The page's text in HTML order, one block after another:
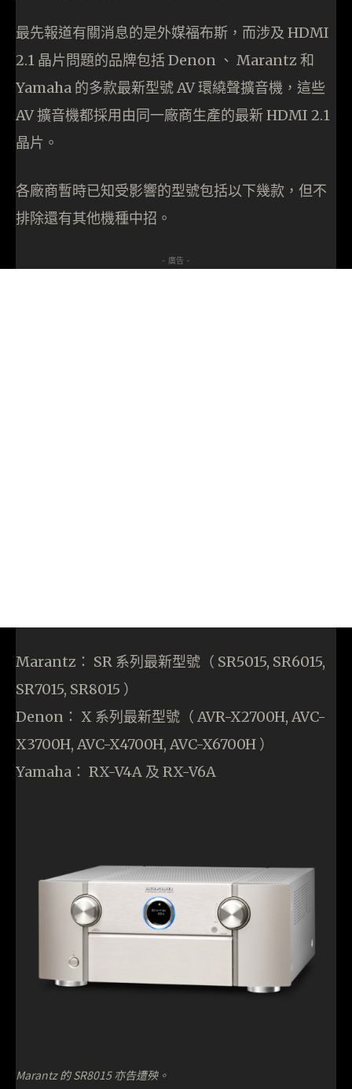
最先報道有關消息的是外媒福布斯，而涉及 HDMI
2.1 晶片問題的品牌包括 Denon 、 Marantz 和
Yamaha 的多款最新型號 AV 環繞聲擴音機，這些
AV 擴音機都採用由同一廠商生產的最新 HDMI 2.1
晶片。
各廠商暫時已知受影響的型號包括以下幾款，但不
排除還有其他機種中招。
- 廣告 -
Marantz： SR 系列最新型號（ SR5015, SR6015,
SR7015, SR8015 ）
Denon： X 系列最新型號（ AVR-X2700H, AVC-
X3700H, AVC-X4700H, AVC-X6700H ）
Yamaha： RX-V4A 及 RX-V6A
Marantz 的 SR8015 亦告遭殃。